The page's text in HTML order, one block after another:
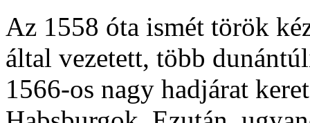
Az 1558 óta ismét török
által vezetett, több
1566-os nagy hadjárat